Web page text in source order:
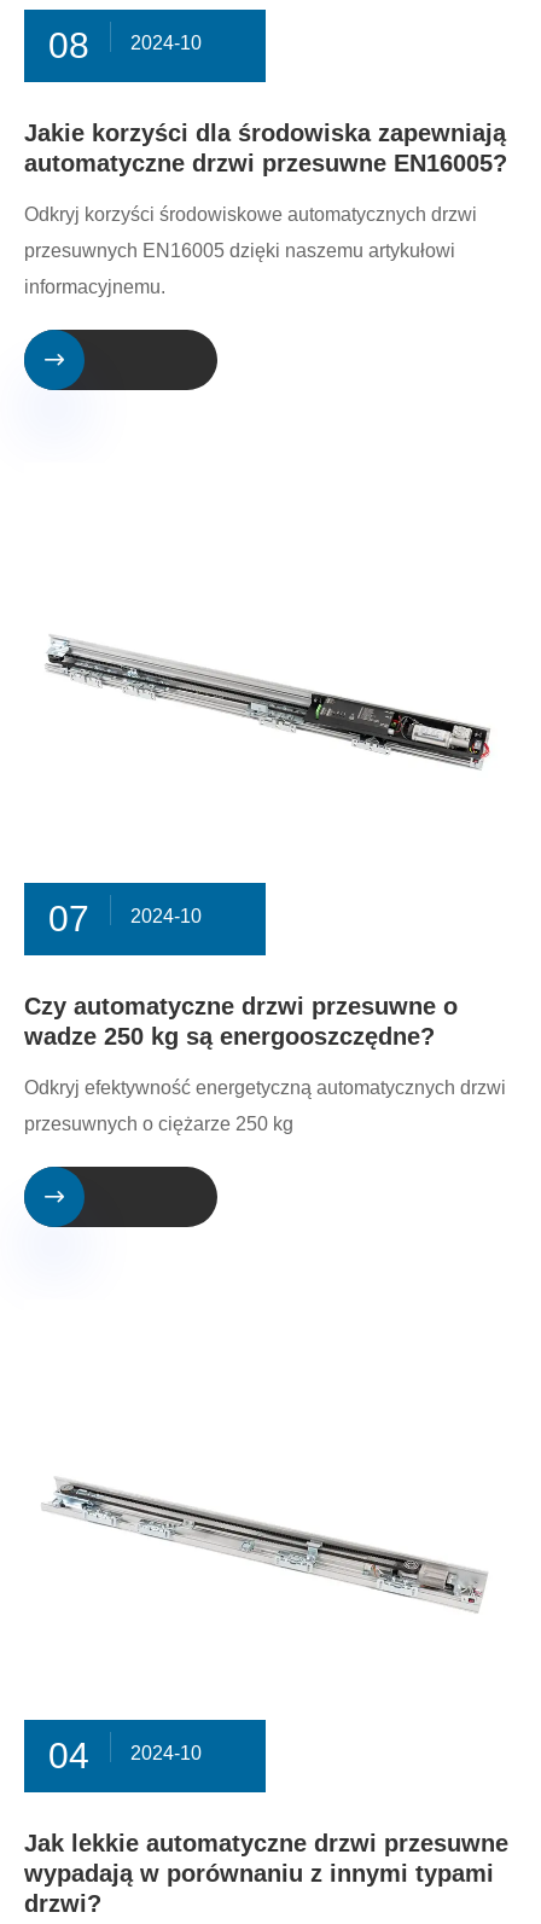
08 2024-10
Jakie korzyści dla środowiska zapewniają
automatyczne drzwi przesuwne EN16005?
Odkryj korzyści środowiskowe automatycznych drzwi
przesuwnych EN16005 dzięki naszemu artykułowi
informacyjnemu.

07 2024-10
Czy automatyczne drzwi przesuwne o
wadze 250 kg są energooszczędne?
Odkryj efektywność energetyczną automatycznych drzwi
przesuwnych o ciężarze 250 kg

04 2024-10
Jak lekkie automatyczne drzwi przesuwne
wypadają w porównaniu z innymi typami
drzwi?